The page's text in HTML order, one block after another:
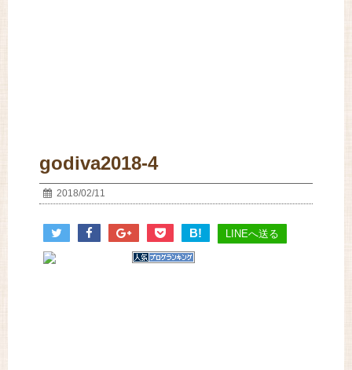
godiva2018-4
2018/02/11
B! LINEへ送る